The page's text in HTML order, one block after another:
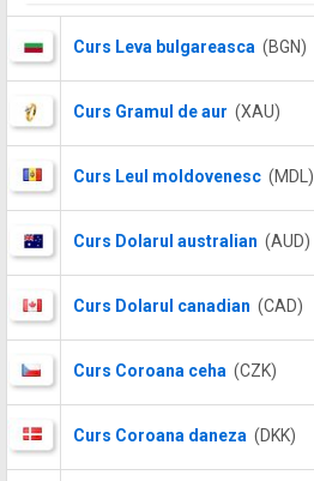
Curs Leva bulgareasca (BGN)
Curs Gramul de aur (XAU)
Curs Leul moldovenesc (MDL)
Curs Dolarul australian (AUD)
Curs Dolarul canadian (CAD)
Curs Coroana ceha (CZK)
Curs Coroana daneza (DKK)